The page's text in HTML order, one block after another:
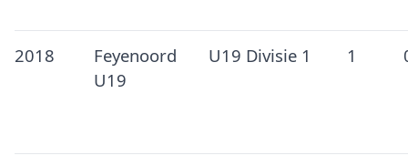
2018
Feyenoord
U19
U19 Divisie 1 1